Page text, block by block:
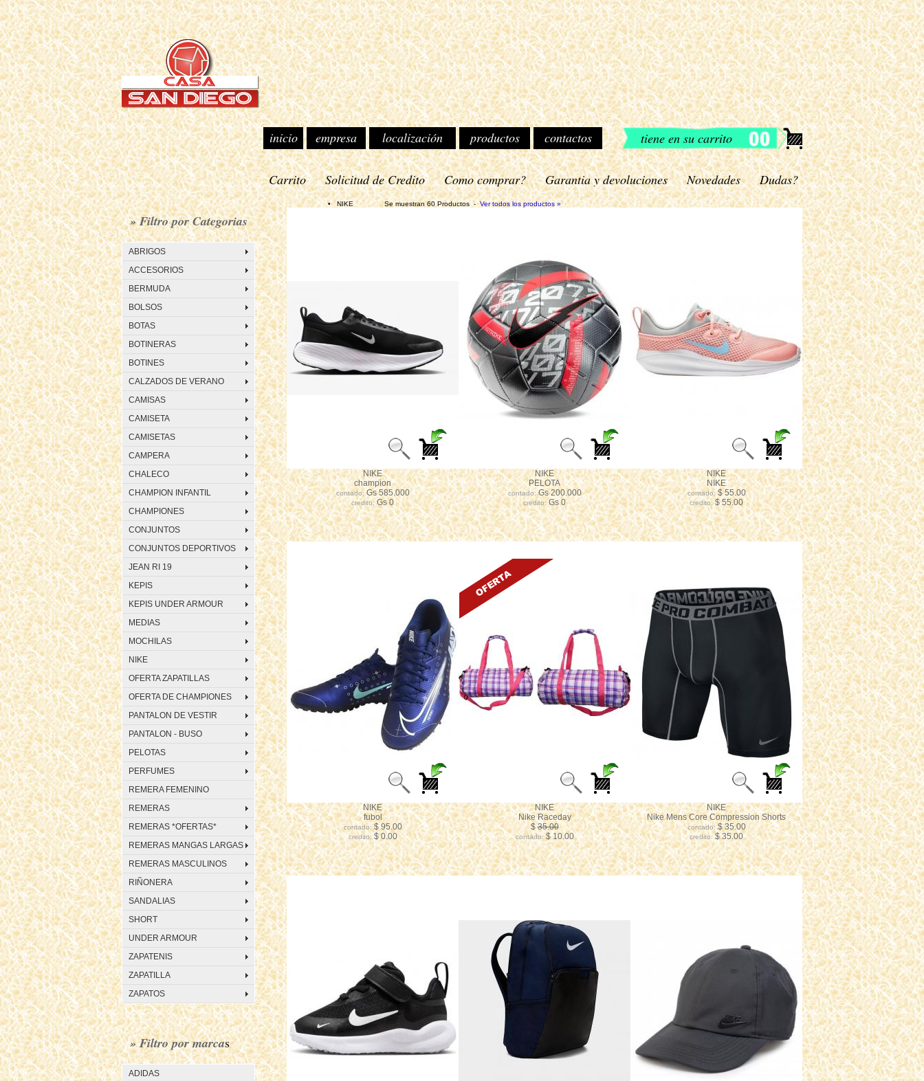
inicio empresa localización productos contactos tiene en su carrito
Carrito Solicitud de Credito Como comprar? Garantia y devoluciones Novedades Dudas?
» Filtro por Categorias
ABRIGOS
ACCESORIOS
BERMUDA
BOLSOS
BOTAS
BOTINERAS
BOTINES
CALZADOS DE VERANO
CAMISAS
CAMISETA
CAMISETAS
CAMPERA
CHALECO
CHAMPION INFANTIL
CHAMPIONES
CONJUNTOS
CONJUNTOS DEPORTIVOS
JEAN RI 19
KEPIS
KEPIS UNDER ARMOUR
MEDIAS
MOCHILAS
NIKE
OFERTA ZAPATILLAS
OFERTA DE CHAMPIONES
PANTALON DE VESTIR
PANTALON - BUSO
PELOTAS
PERFUMES
REMERA FEMENINO
REMERAS
REMERAS *OFERTAS*
REMERAS MANGAS LARGAS
REMERAS MASCULINOS
RIÑONERA
SANDALIAS
SHORT
UNDER ARMOUR
ZAPATENIS
ZAPATILLA
ZAPATOS
» Filtro por marcas
ADIDAS
• NIKE Se muestran 60 Productos -Ver todos los productos »
NIKE
champion
contado:Gs 585.000
credito:Gs 0
NIKE
PELOTA
contado:Gs 200.000
credito:Gs 0
NIKE
NIKE
contado:$ 55.00
credito:$ 55.00
NIKE
fubol
contado:$ 95.00
credito:$ 0.00
NIKE
Nike Raceday
$35.00
contado:$ 10.00
NIKE
Nike Mens Core Compression Shorts
contado:$ 35.00
credito:$ 35.00